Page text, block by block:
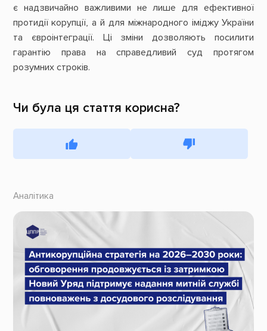
є надзвичайно важливими не лише для ефективної
протидії корупції, а й для міжнародного іміджу України
та євроінтеграції. Ці зміни дозволяють посилити
гарантію права на справедливий суд протягом
розумних строків.
Чи була ця стаття корисна?
Аналітика